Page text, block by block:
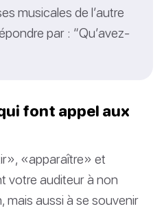
musicales de l’autre
par : “Qu’avez-
font appel aux
«apparaître» et
votre auditeur à non
mais aussi à se souvenir